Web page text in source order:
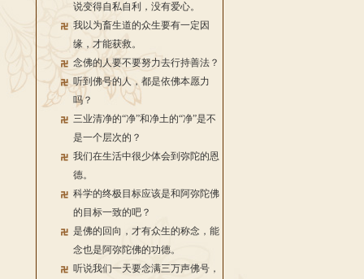
说变得自私自利，没有爱心。
我以为畜生道的众生要有一定因
缘，才能获救。
念佛的人要不要努力去行持善法？
听到佛号的人，都是依佛本愿力
吗？
三业清净的“净”和净土的“净”是不
是一个层次的？
我们在生活中很少体会到弥陀的恩
德。
科学的终极目标应该是和阿弥陀佛
的目标一致的吧？
是佛的回向，才有众生的称念，能
念也是阿弥陀佛的功德。
听说我们一天要念满三万声佛号，